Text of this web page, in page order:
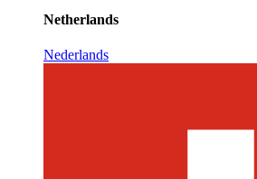
Netherlands
Nederlands